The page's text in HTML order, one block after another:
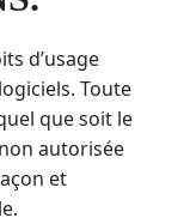
d’usage
Toute
que soit le
autorisée
et